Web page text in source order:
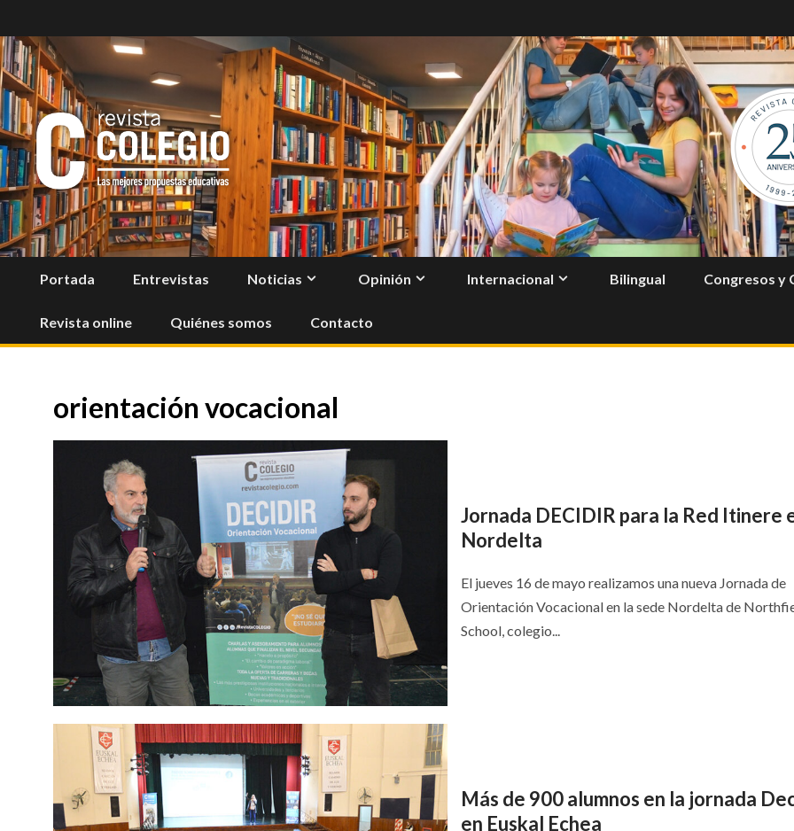
to
content
Portada Entrevistas Noticias Opinión Internacional Bilingual Congresos y
Revista online Quiénes somos Contacto
orientación vocacional
Jornada DECIDIR para la Red Itinere
Nordelta
El jueves 16 de mayo realizamos una nueva Jornada de
Orientación Vocacional en la sede Nordelta de
School, colegio...
Más de 900 alumnos en la jornada
en Euskal Echea